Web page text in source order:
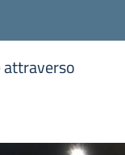
attraverso